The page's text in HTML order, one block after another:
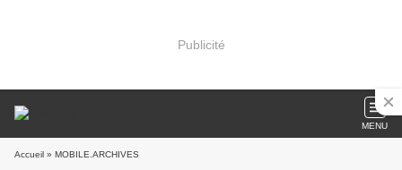
Publicité
MENU
Accueil » MOBILE.ARCHIVES